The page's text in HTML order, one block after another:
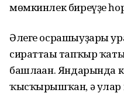
мөмкинлек биреүҙе
Әлеге осрашыуҙары
сираттағы тапҡыр
башлаған. Яндарында
ҡысҡырышҡан, ә улар